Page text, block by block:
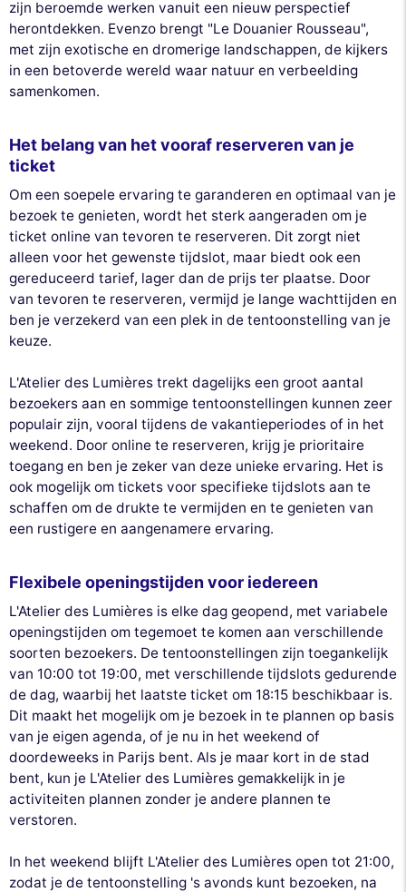
zijn beroemde werken vanuit een nieuw perspectief
herontdekken. Evenzo brengt "Le Douanier Rousseau",
met zijn exotische en dromerige landschappen, de kijkers
in een betoverde wereld waar natuur en verbeelding
samenkomen.
Het belang van het vooraf reserveren van je
ticket
Om een soepele ervaring te garanderen en optimaal van je
bezoek te genieten, wordt het sterk aangeraden om je
ticket online van tevoren te reserveren. Dit zorgt niet
alleen voor het gewenste tijdslot, maar biedt ook een
gereduceerd tarief, lager dan de prijs ter plaatse. Door
van tevoren te reserveren, vermijd je lange wachttijden en
ben je verzekerd van een plek in de tentoonstelling van je
keuze.
L'Atelier des Lumières trekt dagelijks een groot aantal
bezoekers aan en sommige tentoonstellingen kunnen zeer
populair zijn, vooral tijdens de vakantieperiodes of in het
weekend. Door online te reserveren, krijg je prioritaire
toegang en ben je zeker van deze unieke ervaring. Het is
ook mogelijk om tickets voor specifieke tijdslots aan te
schaffen om de drukte te vermijden en te genieten van
een rustigere en aangenamere ervaring.
Flexibele openingstijden voor iedereen
L'Atelier des Lumières is elke dag geopend, met variabele
openingstijden om tegemoet te komen aan verschillende
soorten bezoekers. De tentoonstellingen zijn toegankelijk
van 10:00 tot 19:00, met verschillende tijdslots gedurende
de dag, waarbij het laatste ticket om 18:15 beschikbaar is.
Dit maakt het mogelijk om je bezoek in te plannen op basis
van je eigen agenda, of je nu in het weekend of
doordeweeks in Parijs bent. Als je maar kort in de stad
bent, kun je L'Atelier des Lumières gemakkelijk in je
activiteiten plannen zonder je andere plannen te
verstoren.
In het weekend blijft L'Atelier des Lumières open tot 21:00,
zodat je de tentoonstelling 's avonds kunt bezoeken, na